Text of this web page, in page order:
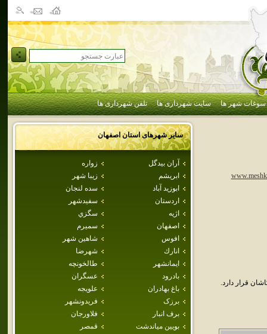
سوغات شهر ها سایت شهرداری ها تلفن شهرداری ها
سایر شهرهای استاناصفهان
آران بيدگل
زواره
ابريشم
زيبا شهر
ابوزيد آباد
سده لنجان
اردستان
سفيدشهر
اژيه
سگزي
اصفهان
سميرم
افوس
شاهين شهر
انارك
شهرضا
ايمانشهر
طالخونچه
بادرود
عسگران
باغ بهادران
علويجه
برزک
فريدونشهر
برف انبار
فلاورجان
بويين مياندشت
قمصر
قرار دارد.